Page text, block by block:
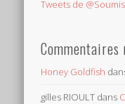
Tweets de
Commentaires
Honey Goldfish
gilles RIOULT dans